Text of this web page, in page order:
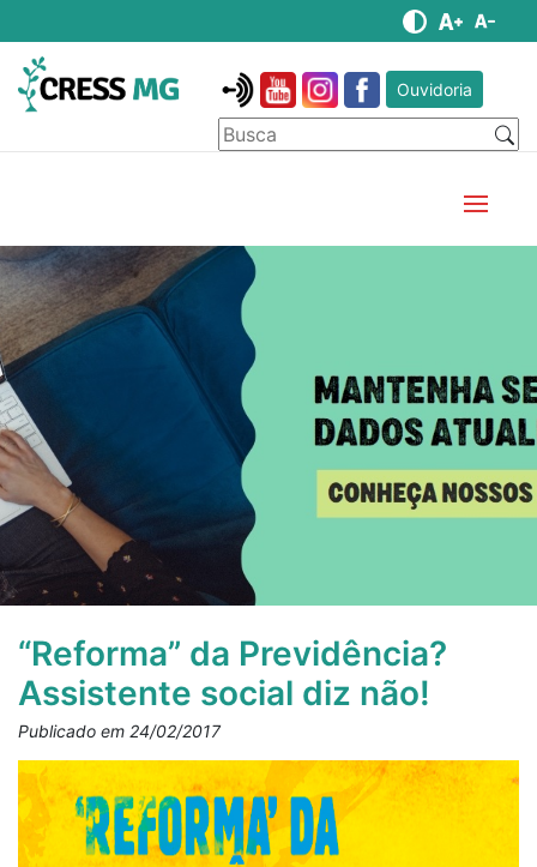
Ouvidoria
“Reforma” da Previdência?
Assistente social diz não!
Publicado em 24/02/2017